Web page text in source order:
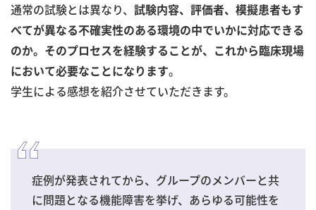
通常の試験とは異なり、
試験内容、評価者、模擬患者もす
べてが異なる不確実性のある環境の中でいかに対応できる
のか。そのプロセスを経験することが、これから臨床現場
において必要なことになります。
学生による感想を紹介させていただきます。
症例が発表されてから、グループのメンバーと共
に問題となる機能障害を挙げ、あらゆる可能性を